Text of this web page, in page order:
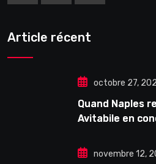
Article récent
octobre 27,
Quand Naples
Avitabile en
novembre 12,